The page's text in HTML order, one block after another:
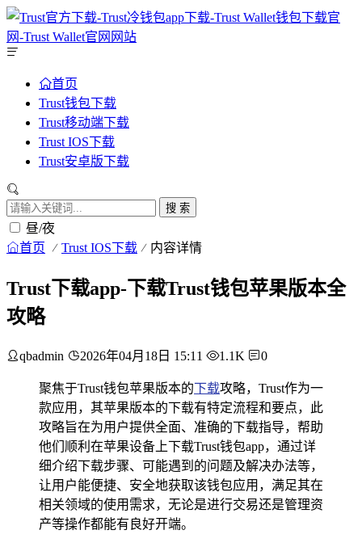
首页
Trust钱包下载
Trust移动端下载
Trust IOS下载
Trust安卓版下载
搜 索
昼/夜
首页 Trust IOS下载 内容详情
Trust下载app-下载Trust钱包苹果版本全
攻略
qbadmin 2026年04月18日 15:11 1.1K 0
聚焦于Trust钱包苹果版本的下载攻略，Trust作为一
款应用，其苹果版本的下载有特定流程和要点，此
攻略旨在为用户提供全面、准确的下载指导，帮助
他们顺利在苹果设备上下载Trust钱包app，通过详
细介绍下载步骤、可能遇到的问题及解决办法等，
让用户能便捷、安全地获取该钱包应用，满足其在
相关领域的使用需求，无论是进行交易还是管理资
产等操作都能有良好开端。